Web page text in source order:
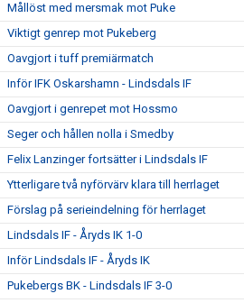
Mållöst med mersmak mot Puke
Viktigt genrep mot Pukeberg
Oavgjort i tuff premiärmatch
Inför IFK Oskarshamn - Lindsdals IF
Oavgjort i genrepet mot Hossmo
Seger och hållen nolla i Smedby
Felix Lanzinger fortsätter i Lindsdals IF
Ytterligare två nyförvärv klara till herrlaget
Förslag på serieindelning för herrlaget
Lindsdals IF - Åryds IK 1-0
Inför Lindsdals IF - Åryds IK
Pukebergs BK - Lindsdals IF 3-0